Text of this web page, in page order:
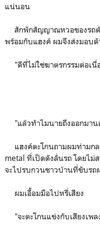
แน่นอน
สักพักสัญญาณหวอของรถต
พร้อมกับแฮงค์ ผมจึงส่งมอบตั
"ดีที่ไม่ใช่ฆาตรกรรมต่อเนื่
"แล้วทำไมนายถึงออกมาน
แฮงค์ตะโกนถามผมท่ามกล
metal ที่เปิดดังลั่นรถ โดยไม่
จะไปรบกวนชาวบ้านที่ขับรถ
ผมเอื้อมมือไปหรี่เสียง
"จะตะโกนแข่งกับเสียงเพ